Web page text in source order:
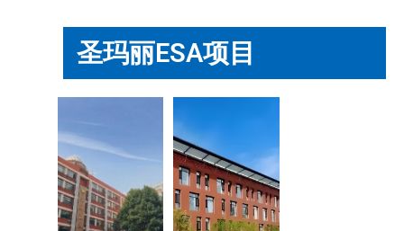
念配备一流
的教学设
施，是一所
环境优雅、
现代化智慧
校园。
突显双语特
色。该校由
宁波市名校
长戚昆仑执
年名校巴斯
图学校提供
全方位教学
合作和支
圣玛丽ESA项目